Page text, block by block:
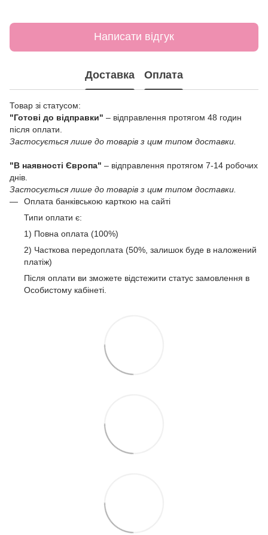
Написати відгук
Доставка Оплата
Товар зі статусом:
"Готові до відправки" – відправлення протягом 48 годин
після оплати.
Застосується лише до товарів з цим типом доставки.
"В наявності Європа" – відправлення протягом 7-14 робочих
днів.
Застосується лише до товарів з цим типом доставки.
Оплата банківською карткою на сайті
Типи оплати є:
1) Повна оплата (100%)
2) Часткова передоплата (50%, залишок буде в наложений
платіж)
Після оплати ви зможете відстежити статус замовлення в
Особистому кабінеті.